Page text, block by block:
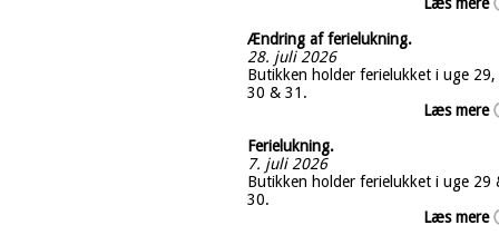
Ændring af ferielukning.
28. juli 2026
Butikken holder ferielukket i uge 29,
30 & 31.
Læs mere
Ferielukning.
7. juli 2026
Butikken holder ferielukket i uge 29
30.
Læs mere